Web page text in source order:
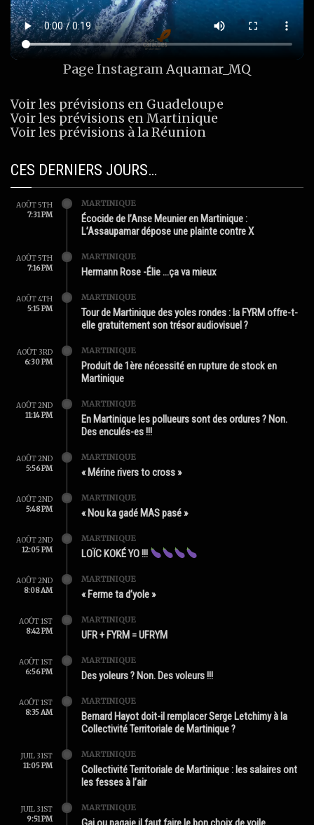
Page InstagramAquamar_MQ
Voir les prévisions en Guadeloupe
Voir les prévisions en Martinique
Voir les prévisions à la Réunion
CES DERNIERS JOURS…
AOÛT 5TH
7:31 PM
MARTINIQUE
Écocide de l’Anse Meunier en Martinique :
L’Assaupamar dépose une plainte contre X
AOÛT 5TH
7:16 PM
MARTINIQUE
Hermann Rose -Élie …ça va mieux
AOÛT 4TH
5:15 PM
MARTINIQUE
Tour de Martinique des yoles rondes : la FYRM offre-t-
elle gratuitement son trésor audiovisuel ?
AOÛT 3RD
6:30 PM
MARTINIQUE
Produit de 1ère nécessité en rupture de stock en
Martinique
AOÛT 2ND
11:14 PM
MARTINIQUE
En Martinique les pollueurs sont des ordures ? Non.
Des enculés-es !!!
AOÛT 2ND
5:56 PM
MARTINIQUE
« Mérine rivers to cross »
AOÛT 2ND
5:48 PM
MARTINIQUE
« Nou ka gadé MAS pasé »
AOÛT 2ND
12:05 PM
MARTINIQUE
LOÏC KOKÉ YO !!!
AOÛT 2ND
8:08 AM
MARTINIQUE
« Ferme ta d’yole »
AOÛT 1ST
8:42 PM
MARTINIQUE
UFR + FYRM = UFRYM
AOÛT 1ST
6:56 PM
MARTINIQUE
Des yoleurs ? Non. Des voleurs !!!
AOÛT 1ST
8:35 AM
MARTINIQUE
Bernard Hayot doit-il remplacer Serge Letchimy à la
Collectivité Territoriale de Martinique ?
JUIL 31ST
11:05 PM
MARTINIQUE
Collectivité Territoriale de Martinique : les salaires ont
les fesses à l’air
JUIL 31ST
9:51 PM
MARTINIQUE